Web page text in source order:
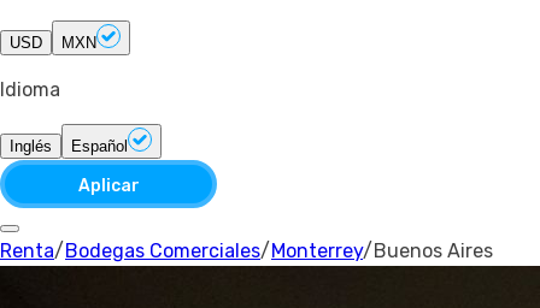
USD MXN
Idioma
Inglés Español
Aplicar
Renta/ Bodegas Comerciales/ Monterrey/ Buenos Aires